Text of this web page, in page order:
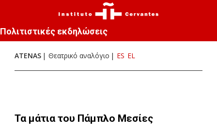
Πολιτιστικές εκδηλώσεις
ATENAS Θεατρικό αναλόγιο ES EL
Τα μάτια του Πάμπλο Μεσίες